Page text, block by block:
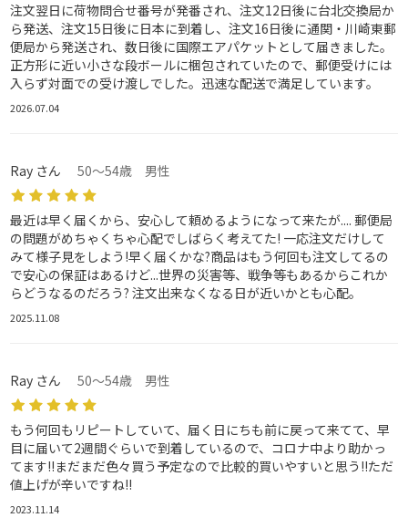
注文翌日に荷物問合せ番号が発番され、注文12日後に台北交換局か
ら発送、注文15日後に日本に到着し、注文16日後に通関・川崎東郵
便局から発送され、数日後に国際エアパケットとして届きました。
正方形に近い小さな段ボールに梱包されていたので、郵便受けには
入らず対面での受け渡しでした。迅速な配送で満足しています。
2026.07.04
Ray さん 50～54歳 男性
最近は早く届くから、安心して頼めるようになって来たが.... 郵便局
の問題がめちゃくちゃ心配でしばらく考えてた! 一応注文だけして
みて様子見をしよう!早く届くかな?商品はもう何回も注文してるの
で安心の保証はあるけど...世界の災害等、戦争等もあるからこれか
らどうなるのだろう? 注文出来なくなる日が近いかとも心配。
2025.11.08
Ray さん 50～54歳 男性
もう何回もリピートしていて、届く日にちも前に戻って来てて、早
目に届いて2週間ぐらいで到着しているので、コロナ中より助かっ
てます!!まだまだ色々買う予定なので比較的買いやすいと思う!!ただ
値上げが辛いですね!!
2023.11.14